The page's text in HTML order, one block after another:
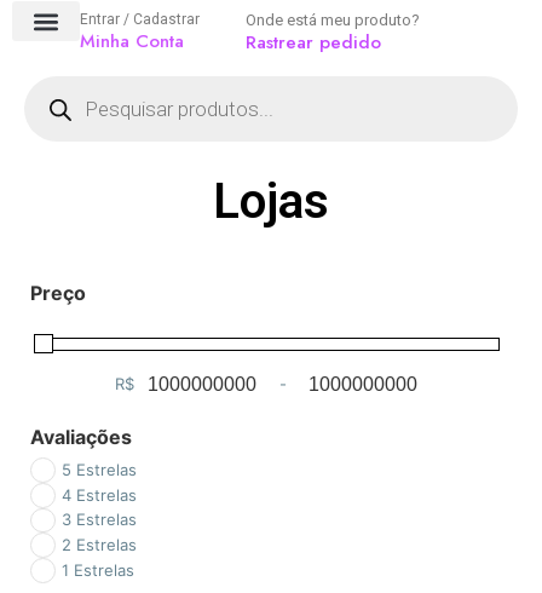
Entrar / Cadastrar
Minha Conta
Onde está meu produto?
Rastrear pedido
Lojas
Preço
R$ Minimum Price
-Maximum Price
Avaliações
5 Estrelas
4 Estrelas
3 Estrelas
2 Estrelas
1 Estrelas